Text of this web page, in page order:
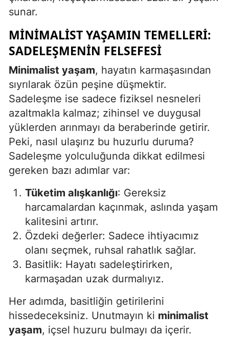
Kars
Kastamonu
Kayseri
Kırklareli
Kırşehir
Kocaeli
Konya
Malatya
Kahramanmaraş
Mardin
Muş
Nevşehir
sunar.
MINIMALIST YAŞAMIN TEMELLERI:
SADELEŞMENIN FELSEFESI
Minimalist yaşam, hayatın karmaşasından
sıyrılarak özün peşine düşmektir.
Sadeleşme ise sadece fiziksel nesneleri
azaltmakla kalmaz; zihinsel ve duygusal
yüklerden arınmayı da beraberinde getirir.
Peki, nasıl ulaşırız bu huzurlu duruma?
Sadeleşme yolculuğunda dikkat edilmesi
gereken bazı adımlar var:
Tüketim alışkanlığı: Gereksiz
harcamalardan kaçınmak, aslında yaşam
kalitesini artırır.
Özdeki değerler: Sadece ihtiyacımız
olanı seçmek, ruhsal rahatlık sağlar.
Basitlik: Hayatı sadeleştirirken,
karmaşadan uzak durmalıyız.
Her adımda, basitliğin getirilerini
hissedeceksiniz. Unutmayın ki minimalist
yaşam, içsel huzuru bulmayı da içerir.